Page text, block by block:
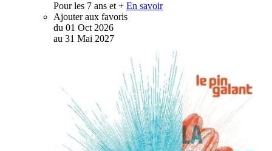
Pour les 7 ans et + En savoir
Ajouter aux favoris
du 01 Oct 2026
au 31 Mai 2027